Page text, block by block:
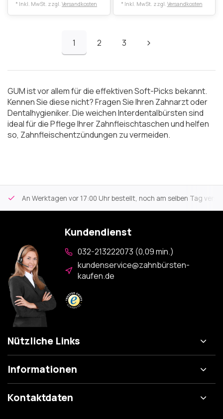
* Inkl. MwSt. zzgl. Versandkosten * Inkl. MwSt. zzgl. Versandkosten
1 2 3
GUM ist vor allem für die effektiven Soft-Picks bekannt.
Kennen Sie diese nicht? Fragen Sie Ihren Zahnarzt oder
Dentalhygieniker. Die weichen Interdentalbürsten sind
ideal für die Pflege Ihrer Zahnfleischtaschen und helfen
so, Zahnfleischentzündungen zu vermeiden.
An Werktagen vor 17:00 Uhr bestellt, noch am selben Tag
Kundendienst
032-213222073 (0,09 min.)
kundenservice@zahnbürsten-
kaufen.de
Nützliche Links
Informationen
Kontaktdaten